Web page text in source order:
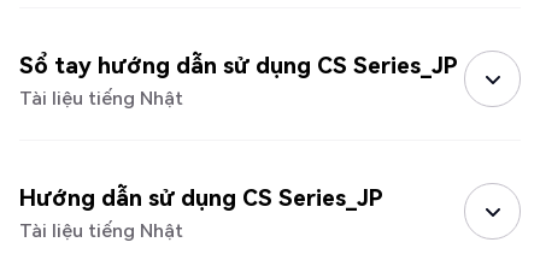
Sổ tay hướng dẫn sử dụng CS Series_JP
Tài liệu tiếng Nhật
Hướng dẫn sử dụng CS Series_JP
Tài liệu tiếng Nhật